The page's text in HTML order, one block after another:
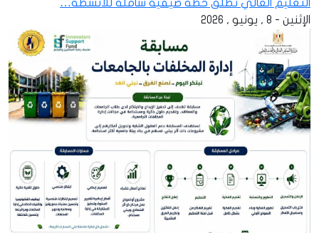
التعليم العالي تطلق خطة صيفية شاملة للأنشطة…
الإثنين - 8 , يونيو , 2026